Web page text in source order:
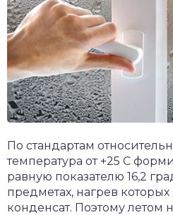
По стандартам
температура от +25 С
равную показателю 16,2
предметах, нагрев
конденсат. Поэтому летом